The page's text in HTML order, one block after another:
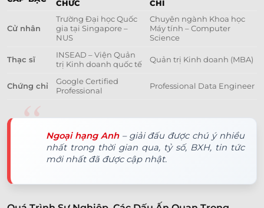
CHỨC CHỈ
Cử nhân
Trường Đại học Quốc
gia tại Singapore –
NUS
Chuyên ngành Khoa học
Máy tính – Computer
Science
Thạc sĩ
INSEAD – Viện Quản
trị Kinh doanh quốc tế
Quản trị Kinh doanh (MBA)
Chứng chỉ
Google Certified
Professional
Professional Data Engineer
Ngoại hạng Anh– giải đấu được chú ý nhiều
nhất trong thời gian qua, tỷ số, BXH, tin tức
mới nhất đã được cập nhật.